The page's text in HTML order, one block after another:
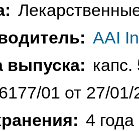
AAI
капс.
01 от 27/
4 года